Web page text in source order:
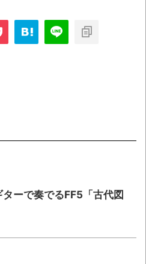
ターで奏でるFF5「古代図